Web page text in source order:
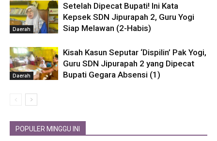
Daerah
Setelah Dipecat Bupati! Ini Kata
Kepsek SDN Jipurapah 2, Guru Yogi
Siap Melawan (2-Habis)
Daerah
Kisah Kasun Seputar ‘Dispilin’ Pak Yogi,
Guru SDN Jipurapah 2 yang Dipecat
Bupati Gegara Absensi (1)
POPULER MINGGU INI